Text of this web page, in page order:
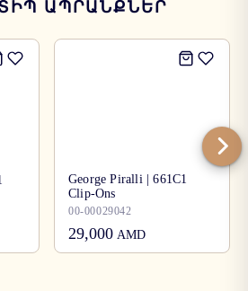
ԱՊՐԱՆՔՆԵՐ
George Piralli | 661C1
Clip-Ons
00-00029042
29,000 AMD